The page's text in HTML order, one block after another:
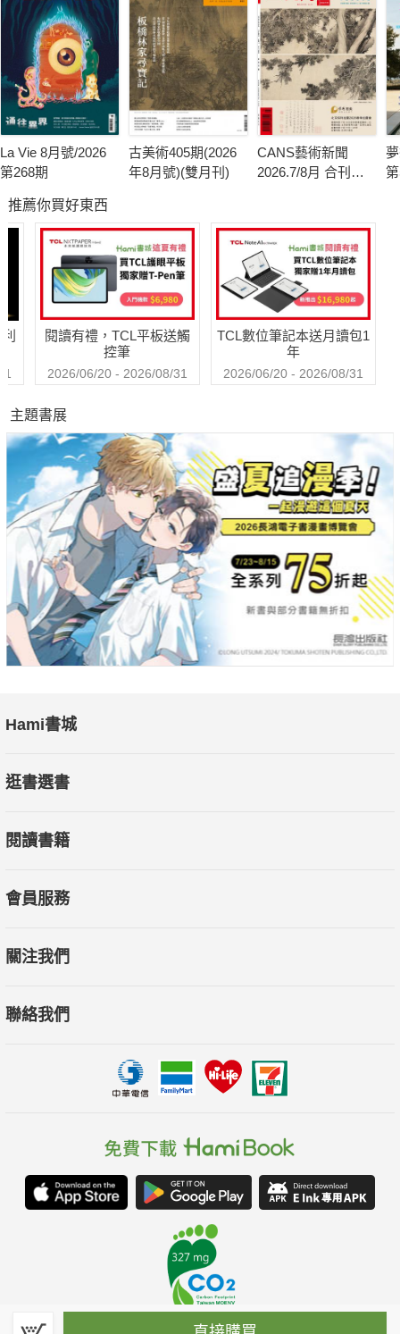
La Vie 8月號/2026
第268期
古美術405期(2026
年8月號)(雙月刊)
CANS藝術新聞
2026.7/8月 合刊號
推薦你買好東西
閱讀有禮，TCL平板送觸
控筆
2026/06/20 - 2026/08/31
TCL數位筆記本送月讀包1
年
2026/06/20 - 2026/08/31
主題書展
Hami書城
逛書選書
閱讀書籍
會員服務
關注我們
聯絡我們